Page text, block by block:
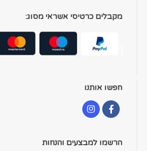
מקבלים כרטיסי אשראי מסוג:
חפשו אותנו
הרשמו למבצעים והנחות